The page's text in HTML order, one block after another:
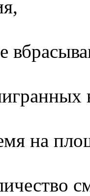
на